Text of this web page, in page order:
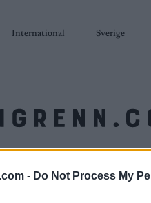
- Do Not Process My
International Sverige
SKISKYTING RULLESKI